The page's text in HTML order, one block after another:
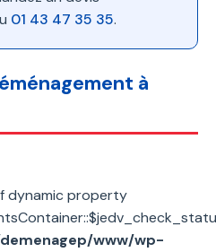
01 43 47 35 35.
à
dynamic property
www/wp-